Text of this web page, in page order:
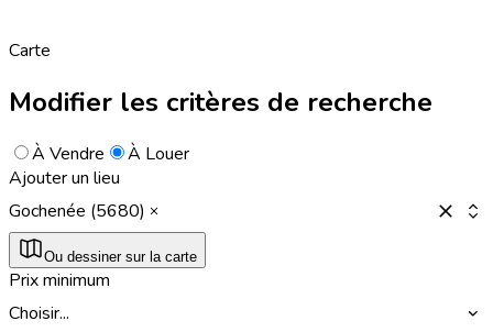
Carte
Modifier les critères de recherche
À Vendre
À Louer
Ajouter un lieu
Gochenée (5680)
Ou dessiner sur la carte
Prix minimum
Choisir...